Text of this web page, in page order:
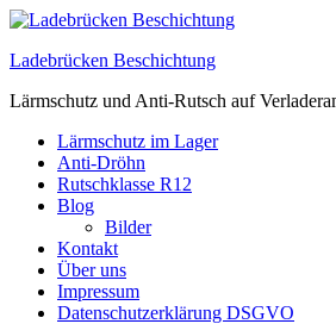
Zum
springen
Ladebrücken Beschichtung
Lärmschutz und Anti-Rutsch auf
Lärmschutz im Lager
Anti-Dröhn
Rutschklasse R12
Blog
Bilder
Kontakt
Über uns
Impressum
Datenschutzerklärung DSGVO